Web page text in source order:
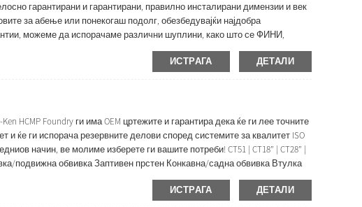
гарантирани и гарантирани, правилно инсталирани димензии и век
за абење или понекогаш подолг, обезбедувајќи најдобра
можеме да испорачаме различни шуплини, како што се ФИНИ,
Mn13Cr2, Mn18Cr2, Mn22Cr2, нашите специјални...
ИСТРАГА
ДЕТАЛИ
HCMP Foundry ги има OEM цртежите и гарантира дека ќе ги лее точните
ќе ги испорача резервните делови според системите за квалитет ISO
начин, ве молиме изберете ги вашите потреби! CT51 | CT18” | CT28” |
подвижна обвивка Заптивен прстен Конкавна/садна обвивка Втулка
ИСТРАГА
ДЕТАЛИ